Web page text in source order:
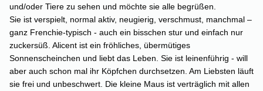
und/oder Tiere zu sehen und möchte sie alle begrüßen.
Sie ist verspielt, normal aktiv, neugierig, verschmust, manchmal –
ganz Frenchie-typisch - auch ein bisschen stur und einfach nur
zuckersüß. Alicent ist ein fröhliches, übermütiges
Sonnenscheinchen und liebt das Leben. Sie ist leinenführig - will
aber auch schon mal ihr Köpfchen durchsetzen. Am Liebsten läuft
sie frei und unbeschwert. Die kleine Maus ist verträglich mit allen